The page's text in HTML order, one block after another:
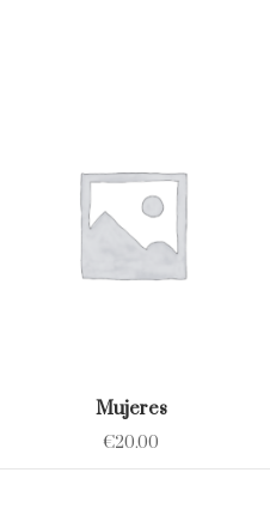
Mujeres
€20.00